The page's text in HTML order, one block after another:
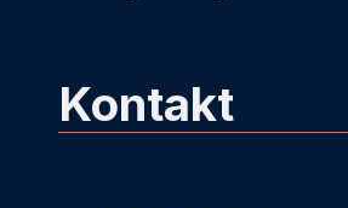
Kontakt